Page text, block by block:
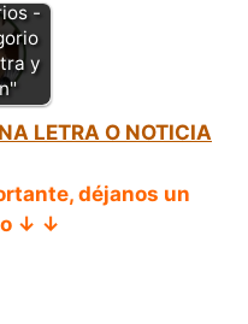
-
y
LETRA O NOTICIA
déjanos un
↓ ↓